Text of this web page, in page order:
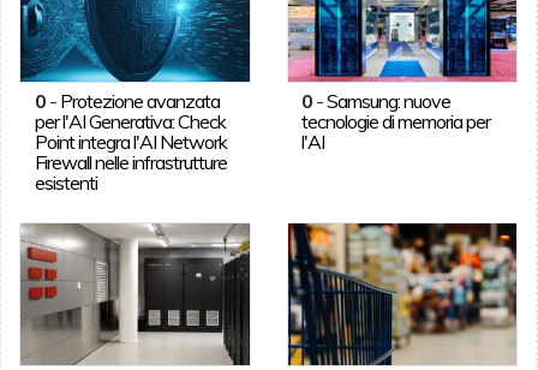
0- Protezione avanzata
per l'AI Generativa: Check
Point integra l'AI Network
Firewall nelle infrastrutture
esistenti
0 -Samsung: nuove
tecnologie di memoria per
l'AI